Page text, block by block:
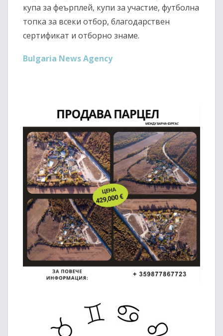
купа за феърплей, купи за участие, футболна
топка за всеки отбор, благодарствен
сертификат и отборно знаме.
Bulgaria News Agency